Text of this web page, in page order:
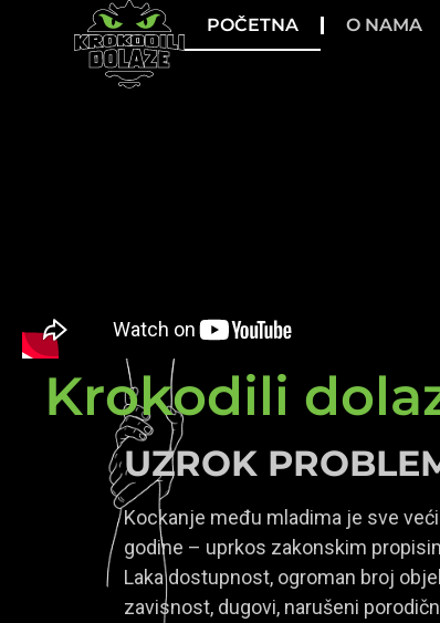
POČETNA O NAMA
Krokodili
UZROK
Kockanje među mladima je sve
godine – uprkos zakonskim
Laka dostupnost, ogroman broj
zavisnost, dugovi, narušeni